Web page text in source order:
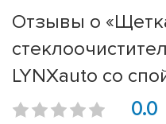
Отзывы о
LYNXauto со
0.0